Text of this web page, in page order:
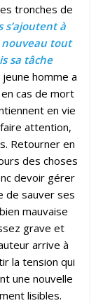
tronches de
s’ajoutent à
nouveau tout
sa tâche
homme a
cas de mort
en vie
attention,
Retourner en
des choses
devoir gérer
de sauver ses
mauvaise
grave et
arrive à
la tension qui
une nouvelle
lisibles.